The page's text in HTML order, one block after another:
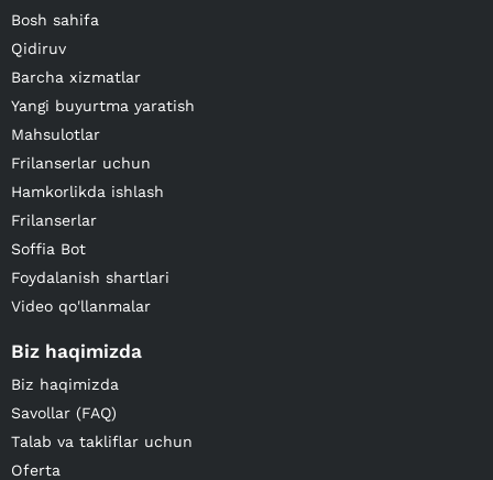
Bosh sahifa
Qidiruv
Barcha xizmatlar
Yangi buyurtma yaratish
Mahsulotlar
Frilanserlar uchun
Hamkorlikda ishlash
Frilanserlar
Soffia Bot
Foydalanish shartlari
Video qo'llanmalar
Biz haqimizda
Biz haqimizda
Savollar (FAQ)
Talab va takliflar uchun
Oferta